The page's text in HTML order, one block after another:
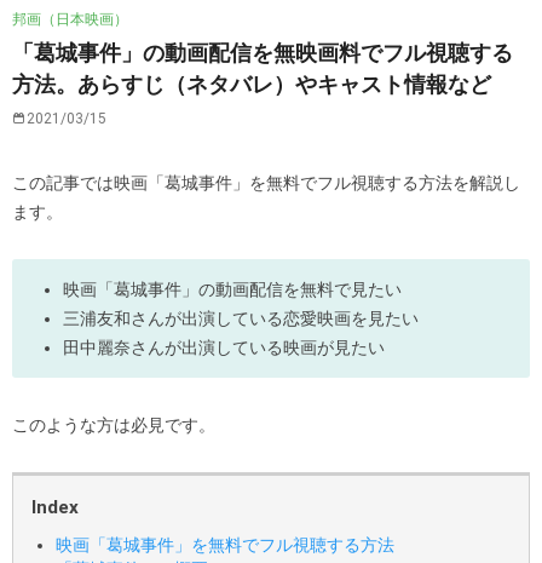
「葛城事件」の動画配信を無映画料でフル視聴する
方法。あらすじ（ネタバレ）やキャスト情報など
邦画（日本映画）
2021/03/15
この記事では映画「葛城事件」を無料でフル視聴する方法を解説し
ます。
映画「葛城事件」の動画配信を無料で見たい
三浦友和さんが出演している恋愛映画を見たい
田中麗奈さんが出演している映画が見たい
このような方は必見です。
Index
映画「葛城事件」を無料でフル視聴する方法